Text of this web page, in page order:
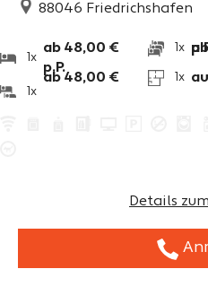
88046 Friedrichshafen
1x
ab 48,00 €
p.P.
1x
ab 48,00 €
1x
1x
Details